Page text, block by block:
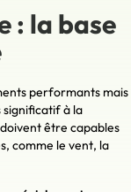
: la base
performants mais
significatif à la
être capables
comme le vent, la